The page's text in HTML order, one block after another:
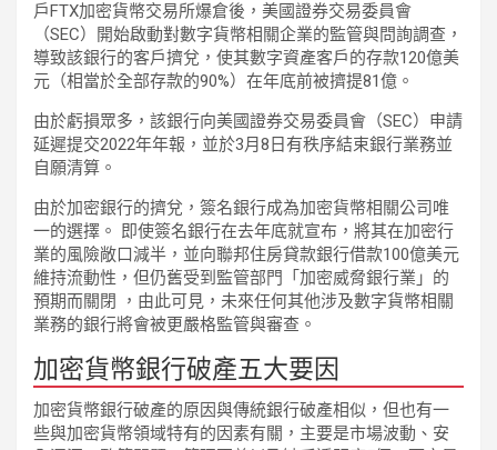
戶FTX加密貨幣交易所爆倉後，美國證券交易委員會
（SEC）開始啟動對數字貨幣相關企業的監管與問詢調查，
導致該銀行的客戶擠兌，使其數字資產客戶的存款120億美
元（相當於全部存款的90%）在年底前被擠提81億。
由於虧損眾多，該銀行向美國證券交易委員會（SEC）申請
延遲提交2022年年報，並於3月8日有秩序結束銀行業務並
自願清算。
由於加密銀行的擠兌，簽名銀行成為加密貨幣相關公司唯
一的選擇。 即使簽名銀行在去年底就宣布，將其在加密行
業的風險敞口減半，並向聯邦住房貸款銀行借款100億美元
維持流動性，但仍舊受到監管部門「加密威脅銀行業」的
預期而關閉 ，由此可見，未來任何其他涉及數字貨幣相關
業務的銀行將會被更嚴格監管與審查。
加密貨幣銀行破產五大要因
加密貨幣銀行破產的原因與傳統銀行破產相似，但也有一
些與加密貨幣領域特有的因素有關，主要是市場波動、安